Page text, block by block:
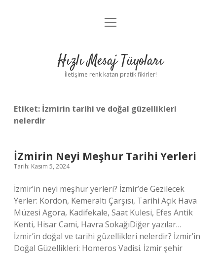
Anasayfa
Yasal Uyarı
menüyü
Hızlı Mesaj Tüyoları
İletişime renk katan pratik fikirler!
Etiket: İzmirin tarihi ve doğal güzellikleri
nelerdir
İZmirin Neyi Meşhur Tarihi Yerleri
Tarih: Kasım 5, 2024
İzmir’in neyi meşhur yerleri? İzmir’de Gezilecek
Yerler: Kordon, Kemeraltı Çarşısı, Tarihi Açık Hava
Müzesi Agora, Kadifekale, Saat Kulesi, Efes Antik
Kenti, Hisar Cami, Havra SokağıDiğer yazılar…
İzmir’in doğal ve tarihi güzellikleri nelerdir? İzmir’in
Doğal Güzellikleri: Homeros Vadisi. İzmir şehir